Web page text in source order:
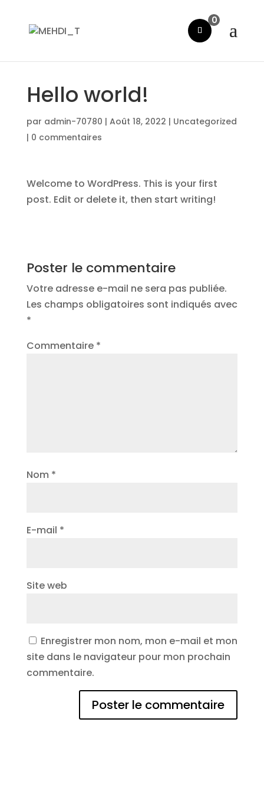
0
Hello world!
par admin-70780 | Août 18, 2022 | Uncategorized
| 0 commentaires
Welcome to WordPress. This is your first
post. Edit or delete it, then start writing!
Poster le commentaire
Votre adresse e-mail ne sera pas publiée.
Les champs obligatoires sont indiqués avec
*
Commentaire *
Nom *
E-mail *
Site web
Enregistrer mon nom, mon e-mail et mon
site dans le navigateur pour mon prochain
commentaire.